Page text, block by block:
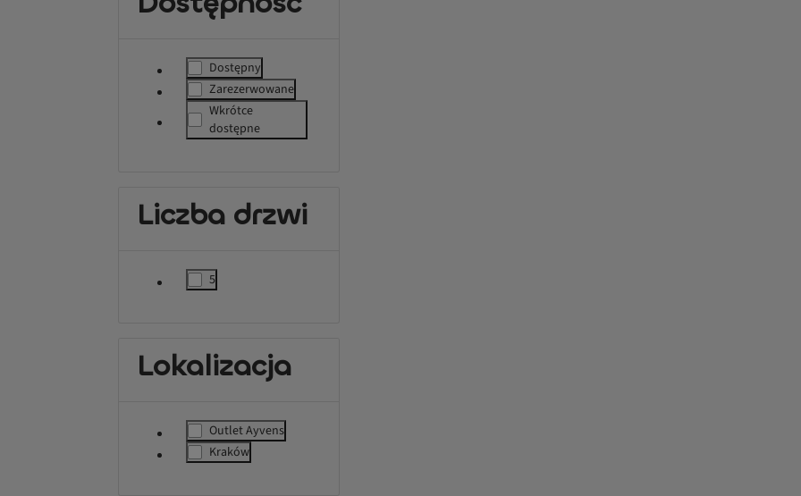
Dostępny
label.refinement
Zarezerwowane
label.refinement
Wkrótce
dostępne
label.refinement
Liczba drzwi
5
label.refinement
Lokalizacja
Outlet Ayvens
label.refinement
Kraków
label.refinement